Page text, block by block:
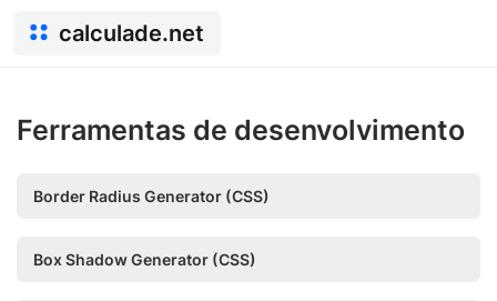
calculade.net
Ferramentas de desenvolvimento
Border Radius Generator (CSS)
Box Shadow Generator (CSS)